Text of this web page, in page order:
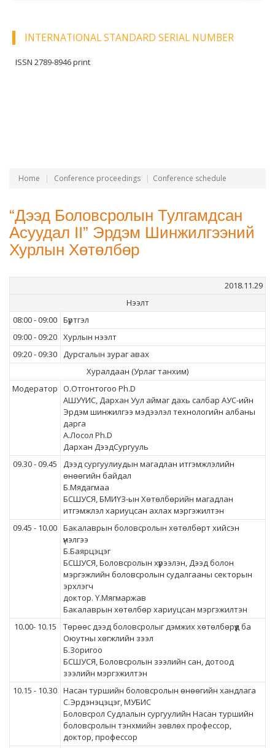
INTERNATIONAL STANDARD SERIAL NUMBER
ISSN 2789-8946 print
Home Conference proceedings Conference schedule
“Дээд Боловсролын Тулгамдсан
Асуудал II” Эрдэм Шинжилгээний
Хурлын Хөтөлбөр
2018.11.29
Нээлт
08:00 - 09:00 Бүртгэл
09:00 - 09:20 Хурлын нээлт
09:20 - 09:30 Дурсгалын зураг авах
Хуралдаан (Урлаг танхим)
Mодератор О.Отгонтогоо Ph.D
АШУҮИС, Дархан Уул аймаг дахь салбар АУС-ийн
Эрдэм шинжилгээ мэдээлэл технологийн албаны
дарга
А.Лосол Ph.D
Дархан ДээдСургууль
09.30 - 09.45
Дээд сургуулиудын магадлан итгэмжлэлийн
өнөөгийн байдал
Б.Мядагмаа
БСШУСЯ, БМИҮЗ-ын Хөтөлбөрийн магадлан
итгэмжлэл хариуцсан ахлах мэргэжилтэн
09.45 - 10.00 Бакалаврын боловсролын хөтөлбөрт хийсэн
үнэлгээ
Б.Баярцэцэг
БСШУСЯ, Боловсролын хүрээлэн, Дээд болон
мэргэжлийн боловсролын судалгааны секторын
эрхлэгч
доктор. Ү.Мягмаржав
Бакалаврын хөтөлбөр хариуцсан мэргэжилтэн
10.00- 10.15
Төрөөс дээд боловсролыг дэмжих хөтөлбөрүүд ба
Оюутны хөгжлийн зээл
Б.Зоригоо
БСШУСЯ, Боловсролын зээлийн сан, дотоод
зээлийн мэргэжилтэн
10.15 - 10.30 Насан туршийн боловсролын өнөөгийн хандлага
С.Эрдэнэцэцэг, МУБИС
Боловсрол Cудлалын сургуулийн Насан туршийн
боловсролын тэнхмийн зөвлөх профессор,
доктор, профессор